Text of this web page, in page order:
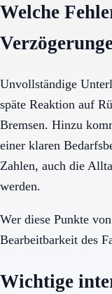
Welche
Unvollständige
späte Reaktion auf
Bremsen. Hinzu
einer klaren
Zahlen, auch die
werden.
Wer diese Punkte
Bearbeitbarkeit des
Wichtige